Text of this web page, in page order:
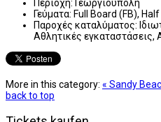
Περιοχή: Γεωργιούπολη
Γεύματα: Full Board (FB),
Παροχές καταλύματος:
Αθλητικές
More in this category: « Sandy
back to top